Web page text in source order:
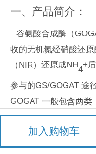
一、产品简介：
谷氨酸合成酶（GOG
收的无机氮经硝酸还原
（NIR） 还原成NH
4
+
参与的GS/GOGAT 途
GOGAT 一般包含两类
片）中的Fd-GOGAT，
（根）前质体中的
Fd-谷氨酸合成酶（
加入购物车